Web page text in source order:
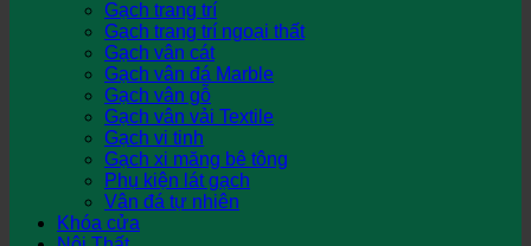
Gạch trang trí
Gạch trang trí ngoại thất
Gạch vân cát
Gạch vân đá Marble
Gạch vân gỗ
Gạch vân vải Textile
Gạch vi tinh
Gạch xi măng bê tông
Phụ kiện lát gạch
Vân đá tự nhiên
Khóa cửa